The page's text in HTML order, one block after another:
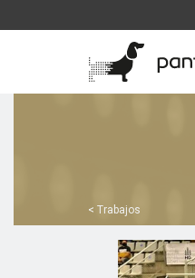
< Trabajos